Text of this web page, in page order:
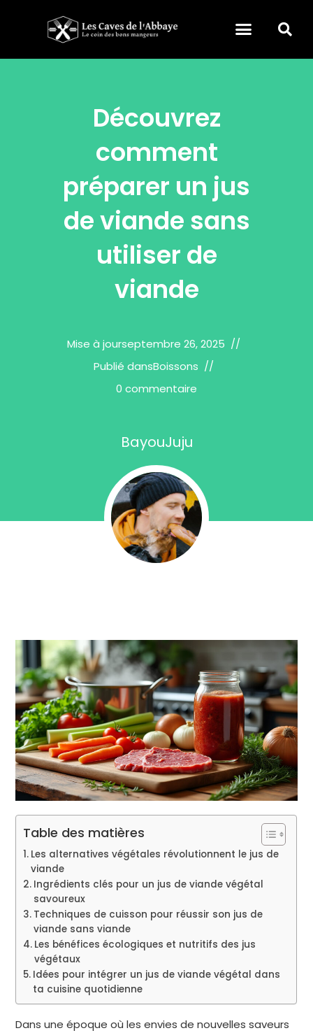
Découvrez
comment
préparer un jus
de viande sans
utiliser de
viande
Mise à jourseptembre 26, 2025
Publié dansBoissons
0 commentaire
BayouJuju
Table des matières
Les alternatives végétales révolutionnent le jus de
viande
Ingrédients clés pour un jus de viande végétal
savoureux
Techniques de cuisson pour réussir son jus de
viande sans viande
Les bénéfices écologiques et nutritifs des jus
végétaux
Idées pour intégrer un jus de viande végétal dans
ta cuisine quotidienne
Dans une époque où les envies de nouvelles saveurs